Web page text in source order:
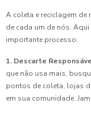
A coleta e reciclagem de
de cada um de nós.
importante processo:
1. Descarte
que não usa mais,
pontos de coleta, lojas
em sua comunidade.